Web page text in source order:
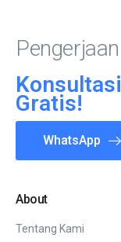
Gratis!
WhatsApp
About
Tentang Kami